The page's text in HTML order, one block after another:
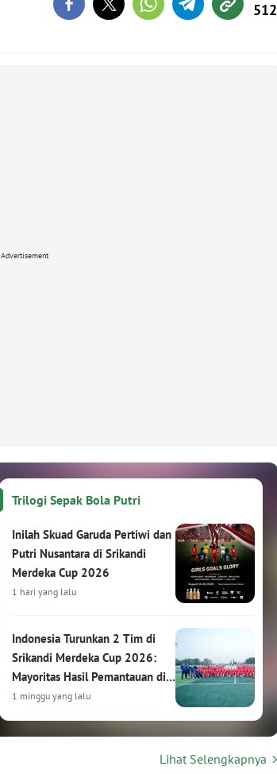
512
Advertisement
Trilogi Sepak Bola Putri
Inilah Skuad Garuda Pertiwi dan
Putri Nusantara di Srikandi
Merdeka Cup 2026
1 hari yang lalu
Indonesia Turunkan 2 Tim di
Srikandi Merdeka Cup 2026:
Mayoritas Hasil Pemantauan di
HYDROPLUS Soccer League
1 minggu yang lalu
Lihat Selengkapnya